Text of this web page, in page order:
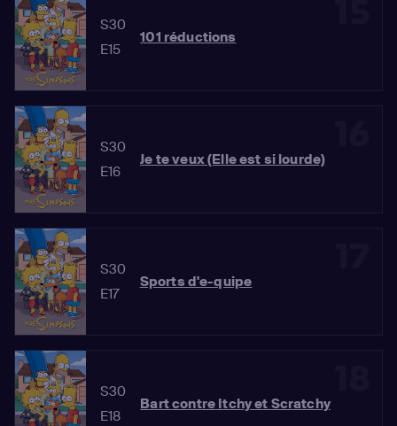
S30
E15
101 réductions
S30
E16
Je te veux (Elle est si lourde)
S30
E17
Sports d'e-quipe
S30
E18
Bart contre Itchy et Scratchy